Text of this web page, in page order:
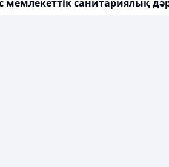
мемлекеттік санитариялық